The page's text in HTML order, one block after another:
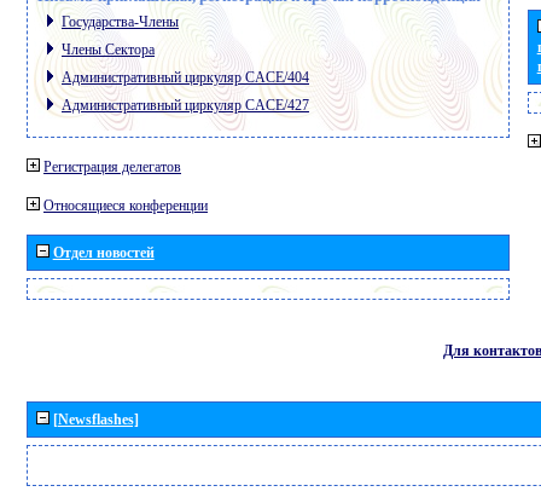
Государства-Члены
Члены Сектора
Административный циркуляр CACE/404
Административный циркуляр CACE/427
Регистрация делегатов
Относящиеся конференции
Отдел новостей
Для контактов
[Newsflashes]